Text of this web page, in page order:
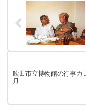
吹田市立博物館の行事
月